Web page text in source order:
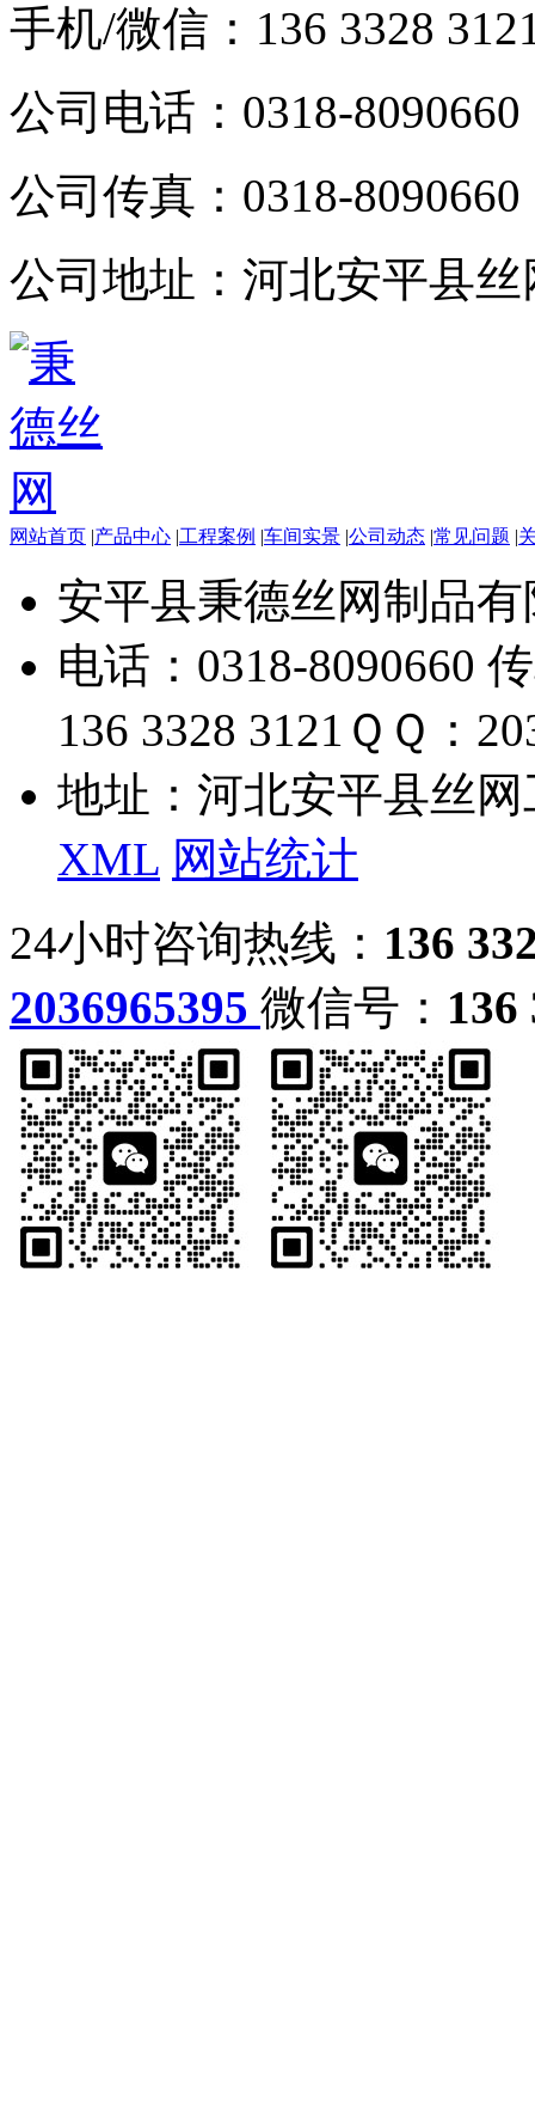
手机/微信： 136 3328
公司电话： 0318-8090660
公司传真： 0318-8090660
公司地址： 河北安平县
网站首页 |产品中心 |工程案例 |车间实景 |公司动态 |常见问题 |
安平县秉德丝网制品
电话：0318-8090660
136 3328 3121 ＱＱ：
地址：河北安平县丝
XML 网站统计
24小时咨询热线： 136
2036965395 微信号： 136